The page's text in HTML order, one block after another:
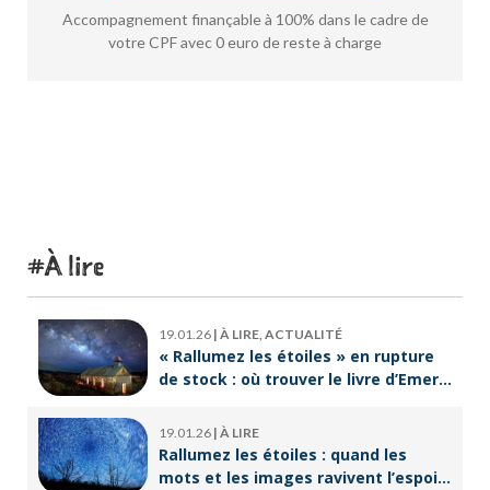
Accompagnement finançable à 100% dans le cadre de
votre CPF avec 0 euro de reste à charge
À lire
19.01.26 | À LIRE, ACTUALITÉ
« Rallumez les étoiles » en rupture
de stock : où trouver le livre d’Emeric
19.01.26 | À LIRE
Rallumez les étoiles : quand les
mots et les images ravivent l’espoir